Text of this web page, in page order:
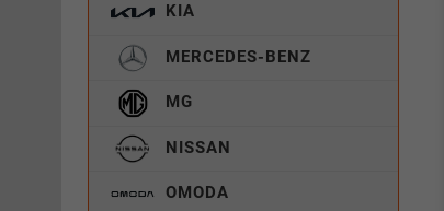
KIA
MERCEDES-BENZ
MG
NISSAN
OMODA